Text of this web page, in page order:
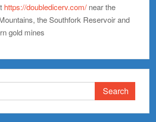
https://doubledicerv.com/ near the
the Southfork Reservoir and
gold mines
Search
for: